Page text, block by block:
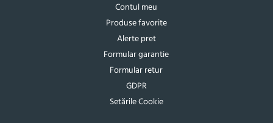
Contul meu
Produse favorite
Alerte pret
Formular garantie
Formular retur
GDPR
Setările Cookie